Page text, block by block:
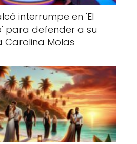
interrumpe en 'El
para defender a su
Carolina Molas